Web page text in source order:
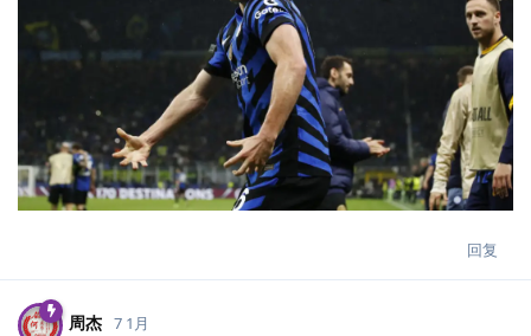
回复
周杰 7 1月